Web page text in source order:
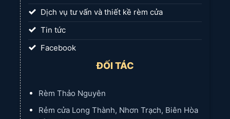
Dịch vụ tư vấn và thiết kề rèm cửa
Tin tức
Facebook
ĐỐI TÁC
Rèm Thảo Nguyên
Rẻm cửa Long Thành, Nhơn Trạch, Biên Hòa